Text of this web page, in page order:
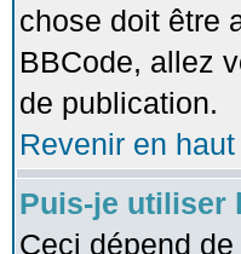
chose doit être
BBCode, allez
de publication.
Revenir en
Puis-je utiliser
Ceci dépend